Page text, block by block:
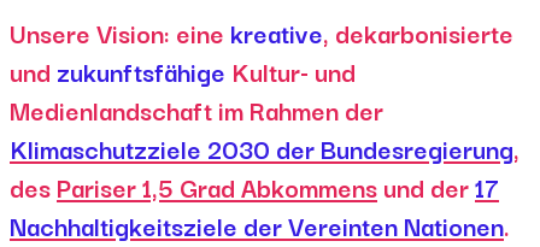
Unsere Vision: eine kreative, dekarbonisierte
und zukunftsfähige Kultur- und
Medienlandschaft im Rahmen der
Klimaschutzziele 2030 der Bundesregierung,
desPariser 1,5 Grad Abkommensund der17
Nachhaltigkeitsziele der Vereinten Nationen.